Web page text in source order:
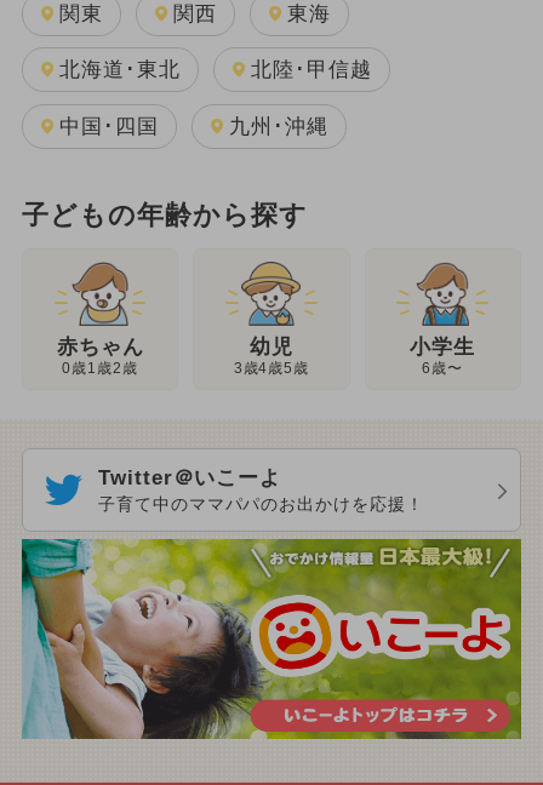
関東 関西 東海
北海道･東北 北陸･甲信越
中国･四国 九州･沖縄
子どもの年齢から探す
赤ちゃん
0歳1歳2歳
幼児
3歳4歳5歳
小学生
6歳〜
Twitter＠いこーよ
子育て中のママパパのお出かけを応援！